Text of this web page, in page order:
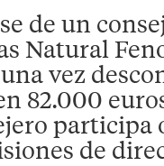
de un
Natural
vez
82.000
participa
de